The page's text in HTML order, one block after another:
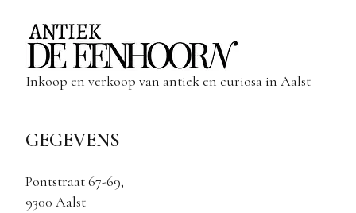
Inkoop en verkoop van antiek en curiosa in Aalst
GEGEVENS
Pontstraat 67-69,
9300 Aalst